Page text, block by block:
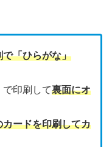
で「ひらがな」
印刷して裏面にオ
カードを印刷してカ